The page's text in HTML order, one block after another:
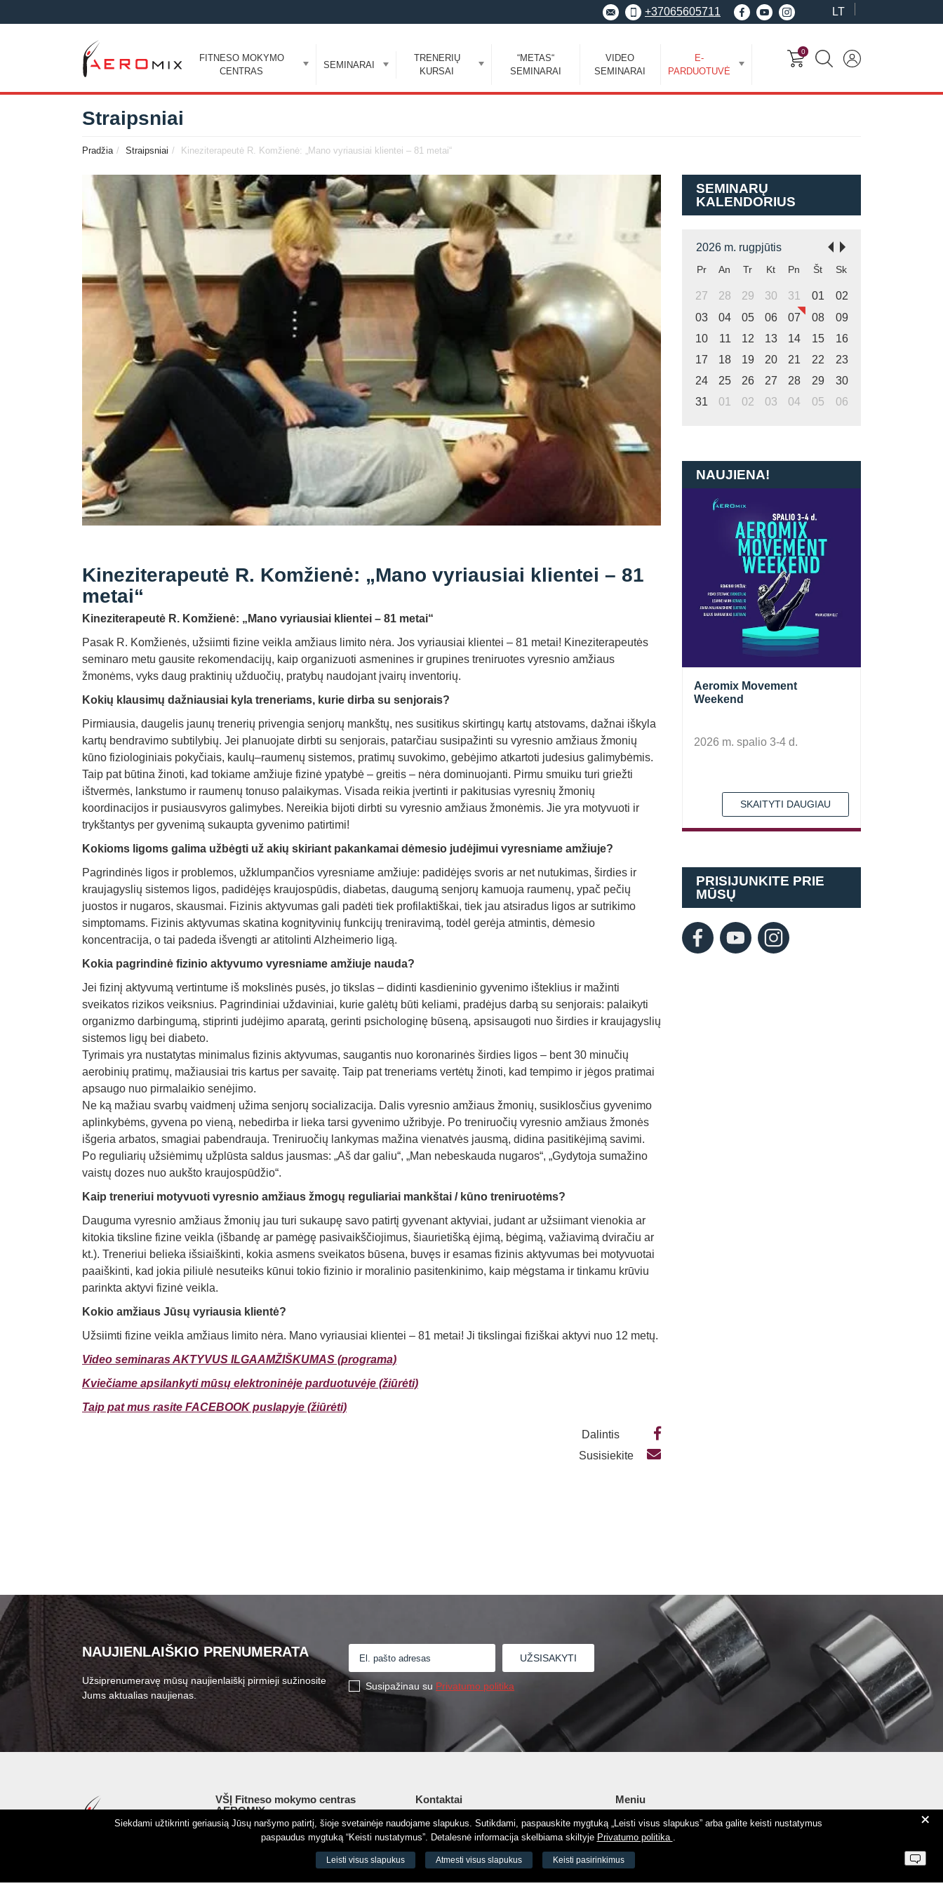
+37065605711 LT
FITNESO MOKYMO
CENTRAS
SEMINARAI
TRENERIŲ
KURSAI
“METAS“
SEMINARAI
VIDEO
SEMINARAI
E-
PARDUOTUVĖ
0
Straipsniai
Pradžia Straipsniai Kineziterapeutė R. Komžienė: „Mano vyriausiai klientei – 81 metai“
Kineziterapeutė R. Komžienė: „Mano vyriausiai klientei – 81
metai“
Kineziterapeutė R. Komžienė: „Mano vyriausiai klientei – 81 metai“
Pasak R. Komžienės, užsiimti fizine veikla amžiaus limito nėra. Jos vyriausiai klientei – 81 metai! Kineziterapeutės
seminaro metu gausite rekomendacijų, kaip organizuoti asmenines ir grupines treniruotes vyresnio amžiaus
žmonėms, vyks daug praktinių užduočių, pratybų naudojant įvairų inventorių.
Kokių klausimų dažniausiai kyla treneriams, kurie dirba su senjorais?
Pirmiausia, daugelis jaunų trenerių privengia senjorų mankštų, nes susitikus skirtingų kartų atstovams, dažnai iškyla
kartų bendravimo subtilybių. Jei planuojate dirbti su senjorais, patarčiau susipažinti su vyresnio amžiaus žmonių
kūno fiziologiniais pokyčiais, kaulų–raumenų sistemos, pratimų suvokimo, gebėjimo atkartoti judesius galimybėmis.
Taip pat būtina žinoti, kad tokiame amžiuje fizinė ypatybė – greitis – nėra dominuojanti. Pirmu smuiku turi griežti
ištvermės, lankstumo ir raumenų tonuso palaikymas. Visada reikia įvertinti ir pakitusias vyresnių žmonių
koordinacijos ir pusiausvyros galimybes. Nereikia bijoti dirbti su vyresnio amžiaus žmonėmis. Jie yra motyvuoti ir
trykštantys per gyvenimą sukaupta gyvenimo patirtimi!
Kokioms ligoms galima užbėgti už akių skiriant pakankamai dėmesio judėjimui vyresniame amžiuje?
Pagrindinės ligos ir problemos, užklumpančios vyresniame amžiuje: padidėjęs svoris ar net nutukimas, širdies ir
kraujagyslių sistemos ligos, padidėjęs kraujospūdis, diabetas, daugumą senjorų kamuoja raumenų, ypač pečių
juostos ir nugaros, skausmai. Fizinis aktyvumas gali padėti tiek profilaktiškai, tiek jau atsiradus ligos ar sutrikimo
simptomams. Fizinis aktyvumas skatina kognityvinių funkcijų treniravimą, todėl gerėja atmintis, dėmesio
koncentracija, o tai padeda išvengti ar atitolinti Alzheimerio ligą.
Kokia pagrindinė fizinio aktyvumo vyresniame amžiuje nauda?
Jei fizinį aktyvumą vertintume iš mokslinės pusės, jo tikslas – didinti kasdieninio gyvenimo išteklius ir mažinti
sveikatos rizikos veiksnius. Pagrindiniai uždaviniai, kurie galėtų būti keliami, pradėjus darbą su senjorais: palaikyti
organizmo darbingumą, stiprinti judėjimo aparatą, gerinti psichologinę būseną, apsisaugoti nuo širdies ir kraujagyslių
sistemos ligų bei diabeto.
Tyrimais yra nustatytas minimalus fizinis aktyvumas, saugantis nuo koronarinės širdies ligos – bent 30 minučių
aerobinių pratimų, mažiausiai tris kartus per savaitę. Taip pat treneriams vertėtų žinoti, kad tempimo ir jėgos pratimai
apsaugo nuo pirmalaikio senėjimo.
Ne ką mažiau svarbų vaidmenį užima senjorų socializacija. Dalis vyresnio amžiaus žmonių, susiklosčius gyvenimo
aplinkybėms, gyvena po vieną, nebedirba ir lieka tarsi gyvenimo užribyje. Po treniruočių vyresnio amžiaus žmonės
išgeria arbatos, smagiai pabendrauja. Treniruočių lankymas mažina vienatvės jausmą, didina pasitikėjimą savimi.
Po reguliarių užsiėmimų užplūsta saldus jausmas: „Aš dar galiu“, „Man nebeskauda nugaros“, „Gydytoja sumažino
vaistų dozes nuo aukšto kraujospūdžio“.
Kaip treneriui motyvuoti vyresnio amžiaus žmogų reguliariai mankštai / kūno treniruotėms?
Dauguma vyresnio amžiaus žmonių jau turi sukaupę savo patirtį gyvenant aktyviai, judant ar užsiimant vienokia ar
kitokia tiksline fizine veikla (išbandę ar pamėgę pasivaikščiojimus, šiaurietišką ėjimą, bėgimą, važiavimą dviračiu ar
kt.). Treneriui belieka išsiaiškinti, kokia asmens sveikatos būsena, buvęs ir esamas fizinis aktyvumas bei motyvuotai
paaiškinti, kad jokia piliulė nesuteiks kūnui tokio fizinio ir moralinio pasitenkinimo, kaip mėgstama ir tinkamu krūviu
parinkta aktyvi fizinė veikla.
Kokio amžiaus Jūsų vyriausia klientė?
Užsiimti fizine veikla amžiaus limito nėra. Mano vyriausiai klientei – 81 metai! Ji tikslingai fiziškai aktyvi nuo 12 metų.
Video seminaras AKTYVUS ILGAAMŽIŠKUMAS (programa)
Kviečiame apsilankyti mūsų elektroninėje parduotuvėje (žiūrėti)
Taip pat mus rasite FACEBOOK puslapyje (žiūrėti)
Dalintis
Susisiekite
SEMINARŲ
KALENDORIUS
2026 m. rugpjūtis
Pr An Tr Kt Pn Št Sk
27 28 29 30 31 01
02
03
04 05 06 07 08
09
10
11 12 13 14 15
16
17
18 19 20 21 22
23
24
25 26 27 28 29
30
31
01 02 03 04 05 06
NAUJIENA!
Aeromix Movement
Weekend
2026 m. spalio 3-4 d.
SKAITYTI DAUGIAU
PRISIJUNKITE PRIE
MŪSŲ
NAUJIENLAIŠKIO PRENUMERATA
Užsiprenumeravę mūsų naujienlaiškį pirmieji sužinosite
Jums aktualias naujienas.
Susipažinau su Privatumo politika
VŠĮ Fitneso mokymo centras
AEROMIX
Įm. k. 300034190
LT98 7300 0100 8525 8188
Swedbankas, banko kodas 73000
Kontaktai
Šv. Stepono g. 27C, Vilnius, Lietuva
+37060779864
Meniu
Apie Aeromix
Kontaktai
+
Siekdami užtikrinti geriausią Jūsų naršymo patirtį, šioje svetainėje naudojame slapukus. Sutikdami, paspauskite mygtuką „Leisti visus slapukus” arba galite keisti nustatymus
paspaudus mygtuką “Keisti nustatymus”. Detalesnė informacija skelbiama skiltyje Privatumo politika .
Leisti visus slapukus Atmesti visus slapukus Keisti pasirinkimus